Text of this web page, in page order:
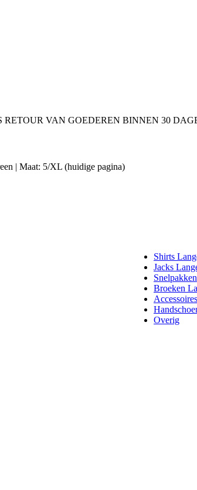
VAN GOEDEREN BINNEN 30
Shirts
Jacks
Snelpakken
Broeken
Accessoires
Overig
| Maat: 5/XL (huidige pagina)